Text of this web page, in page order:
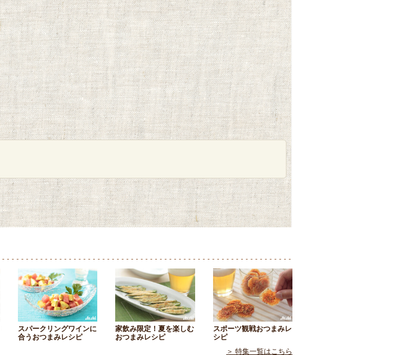
スパークリングワインに
合うおつまみレシピ
家飲み限定！夏を楽しむ
おつまみレシピ
スポーツ観戦おつまみレ
シピ
＞ 特集一覧はこちら